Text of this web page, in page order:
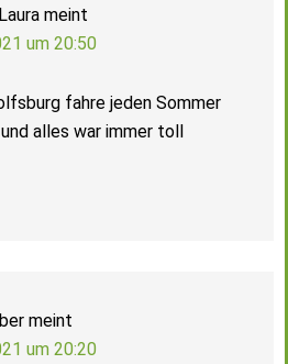
meint
um 20:50
fahre jeden Sommer
alles war immer toll
meint
um 20:20